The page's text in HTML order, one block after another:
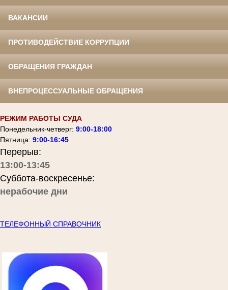
ВАКАНСИИ
ПРОТИВОДЕЙСТВИЕ КОРРУПЦИИ
ОБРАЩЕНИЯ ГРАЖДАН
ВНЕПРОЦЕССУАЛЬНЫЕ ОБРАЩЕНИЯ
РЕЖИМ РАБОТЫ СУДА
Понедельник-четверг: 9:00-18:00
Пятница: 9:00-16:45
Перерыв:
13:00-13:45
Суббота-воскресенье:
нерабочие дни
ТЕЛЕФОННЫЙ СПРАВОЧНИК